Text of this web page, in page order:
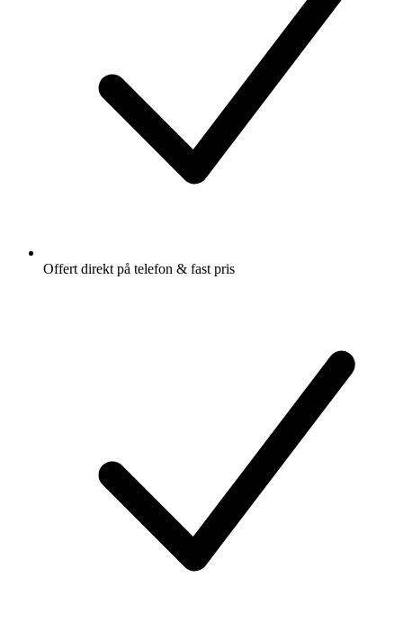
Offert direkt på telefon & fast pris